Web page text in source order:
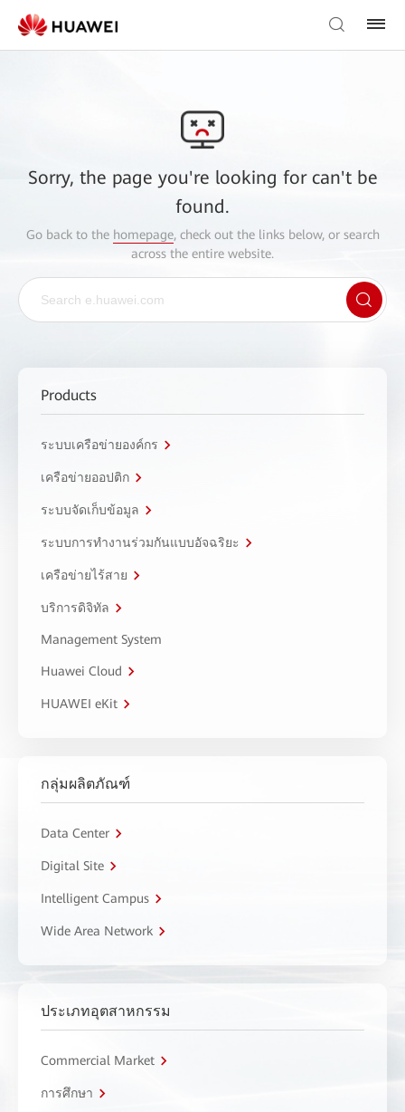
Sorry, the page you're looking for can't be
found.
Go back to the homepage, check out the links below, or search
across the entire website.
Products
ระบบเครือข่ายองค์กร
เครือข่ายออปติก
ระบบจัดเก็บข้อมูล
ระบบการทำงานร่วมกันแบบอัจฉริยะ
เครือข่ายไร้สาย
บริการดิจิทัล
Management System
Huawei Cloud
HUAWEI eKit
กลุ่มผลิตภัณฑ์
Data Center
Digital Site
Intelligent Campus
Wide Area Network
ประเภทอุตสาหกรรม
Commercial Market
การศึกษา